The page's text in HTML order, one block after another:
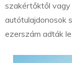
szakértőktől vagy
autótulajdonosok
ezerszám adták